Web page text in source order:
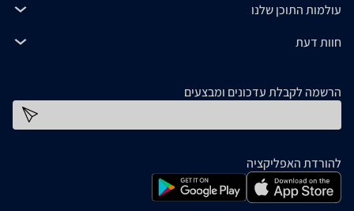
עולמות התוכן שלנו
חוות דעת
הרשמה לקבלת עדכונים ומבצעים
להורדת האפליקציה